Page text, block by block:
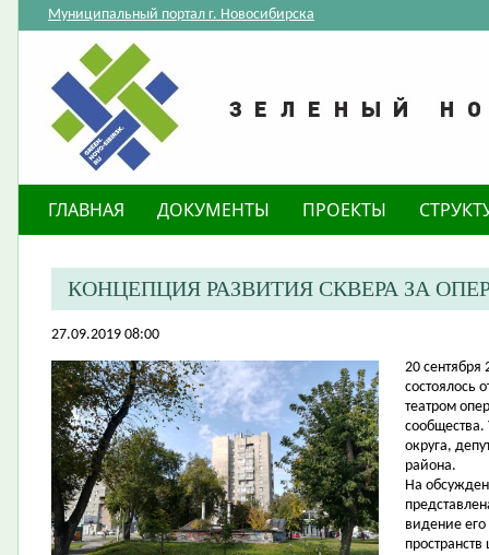
Муниципальный портал г. Новосибирска
ГЛАВНАЯ ДОКУМЕНТЫ ПРОЕКТЫ
КОНЦЕПЦИЯ РАЗВИТИЯ СКВЕРА ЗА
27.09.2019 08:00
20
состоялось
театром
округа,
района.
На
видение